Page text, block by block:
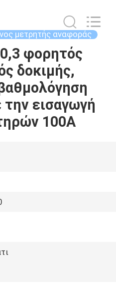
μετρητής αναφοράς
φορητός
δοκιμής,
εισαγωγή
100A